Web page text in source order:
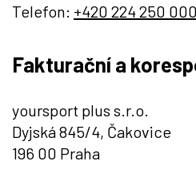
Telefon: +420 224 250 000
Fakturační a
yoursport plus s.r.o.
Dyjská 845/4, Čakovice
196 00 Praha